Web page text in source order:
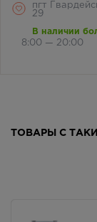
пгт
29
В наличии
8:00 — 20:00
ТОВАРЫ С